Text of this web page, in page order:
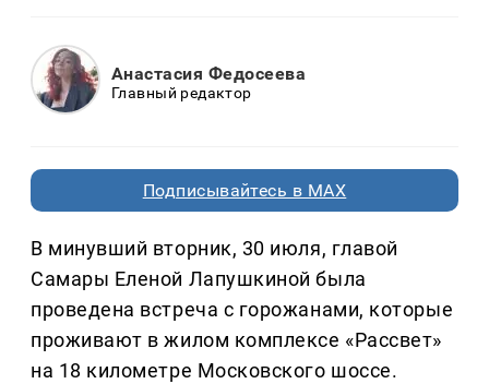
Анастасия Федосеева
Главный редактор
Подписывайтесь в MAX
В минувший вторник, 30 июля, главой
Самары Еленой Лапушкиной была
проведена встреча с горожанами, которые
проживают в жилом комплексе «Рассвет»
на 18 километре Московского шоссе.